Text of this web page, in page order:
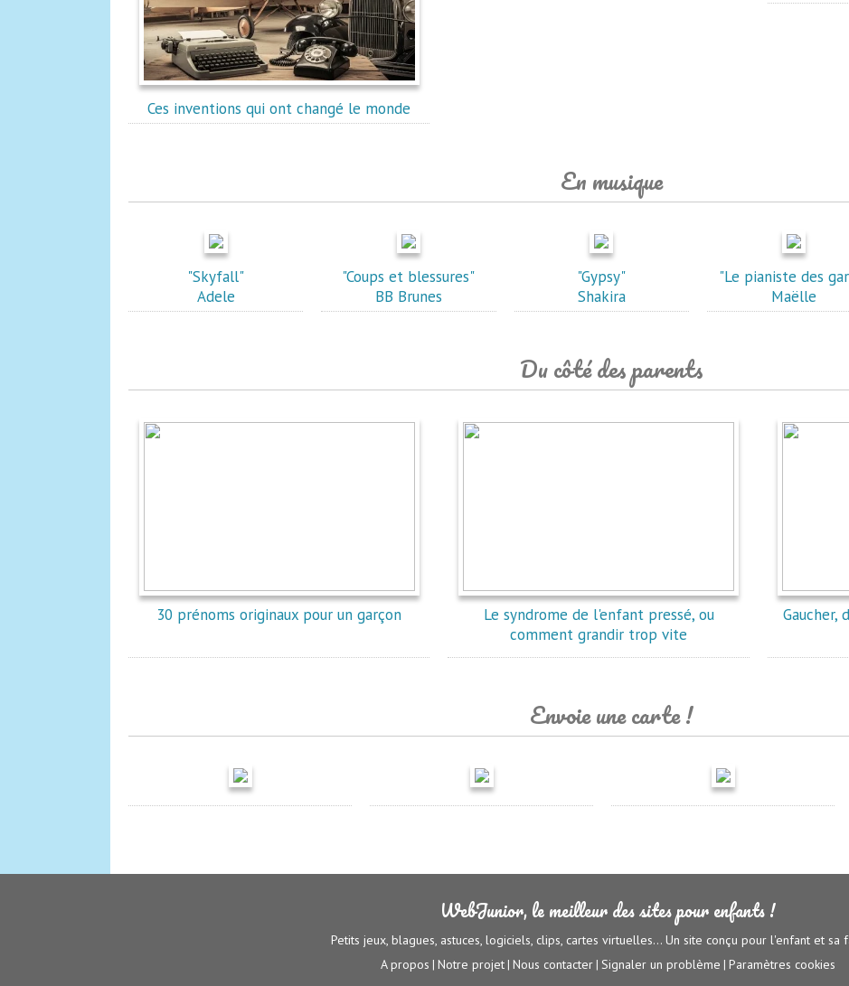
Ces inventions qui ont changé le monde
En musique
"Skyfall"
Adele
"Coups et blessures"
BB Brunes
"Gypsy"
Shakira
"Le pianiste des
Maëlle
Du côté des parents
30 prénoms originaux pour un garçon
Le syndrome de l'enfant pressé, ou
comment grandir trop vite
Envoie une carte !
WebJunior, le meilleur des sites pour enfants !
Petits jeux, blagues, astuces, logiciels, clips, cartes virtuelles... Un site conçu pour l'enfant et sa
A propos | Notre projet| Nous contacter| Signaler un problème | Paramètres cookies